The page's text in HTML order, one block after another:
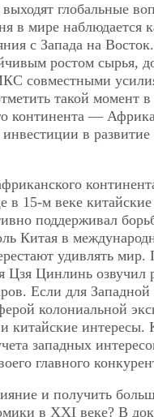
глобальные
в мире наблюдается
с Запада на
ростом сырья,
совместными
такой момент в
континента —
в
15-м веке китайские
поддерживал
Китая в
удивлять
Цзя Цинлинь озвучил
Если для
колониальной
китайские
западных
главного
и получить
в XXI веке? В